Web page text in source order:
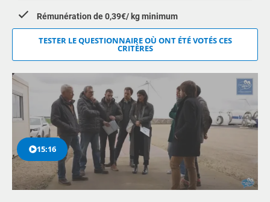
Rémunération de 0,39€/ kg minimum
TESTER LE QUESTIONNAIRE OÙ ONT ÉTÉ VOTÉS CES
CRITÈRES
15:16